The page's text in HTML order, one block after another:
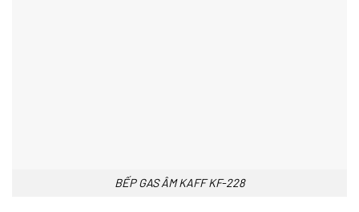
BẾP GAS ÂM KAFF KF-228